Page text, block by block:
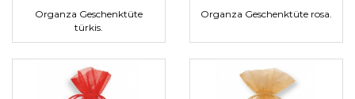
Organza Geschenktüte
türkis.
Organza Geschenktüte rosa.